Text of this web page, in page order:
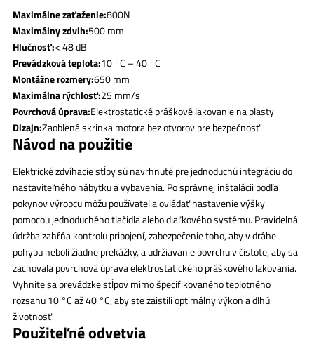
Maximálne zaťaženie:800N
Maximálny zdvih:500 mm
Hlučnosť:< 48 dB
Prevádzková teplota:10 °C – 40 °C
Montážne rozmery:650 mm
Maximálna rýchlosť:25 mm/s
Povrchová úprava:Elektrostatické práškové lakovanie na plasty
Dizajn:Zaoblená skrinka motora bez otvorov pre bezpečnosť
Návod na použitie
Elektrické zdvíhacie stĺpy sú navrhnuté pre jednoduchú integráciu do
nastaviteľného nábytku a vybavenia. Po správnej inštalácii podľa
pokynov výrobcu môžu používatelia ovládať nastavenie výšky
pomocou jednoduchého tlačidla alebo diaľkového systému. Pravidelná
údržba zahŕňa kontrolu pripojení, zabezpečenie toho, aby v dráhe
pohybu neboli žiadne prekážky, a udržiavanie povrchu v čistote, aby sa
zachovala povrchová úprava elektrostatického práškového lakovania.
Vyhnite sa prevádzke stĺpov mimo špecifikovaného teplotného
rozsahu 10 °C až 40 °C, aby ste zaistili optimálny výkon a dlhú
životnosť.
Použiteľné odvetvia